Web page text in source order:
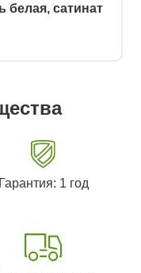
белая, сатинат
Гарантия: 1 год